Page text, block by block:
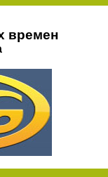
времен